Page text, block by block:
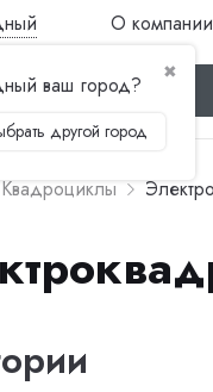
✖
ваш город?
другой город
О компании
Квадроциклы